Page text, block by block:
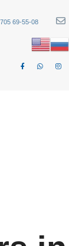
69-55-08